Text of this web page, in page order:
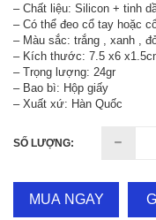
– Chất liệu: Silicon + tinh
– Có thể đeo cổ tay hoặc
– Màu sắc: trắng , xanh ,
– Kích thước: 7.5 x6
– Trọng lượng: 24gr
– Bao bì: Hộp giấy
– Xuất xứ: Hàn Quốc
SỐ LƯỢNG:
MUA NGAY